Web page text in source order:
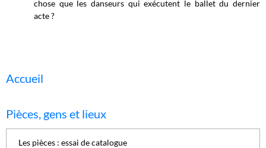
chose que les danseurs qui exécutent le ballet du dernier
acte ?
Accueil
Pièces, gens et lieux
Les pièces : essai de catalogue